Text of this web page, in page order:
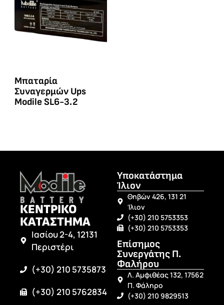
Μπαταρία
Συναγερμών Ups
Modile SL6-3.2
ΚΕΝΤΡΙΚΟ
ΚΑΤΑΣΤΗΜΑ
Ιασίου 2-4, 12131
Περιστέρι
(+30) 210 5735873
(+30) 210 5762834
Υποκατάστημα
Ίλιον
Θηβών 426, 131 21
Ίλιον
(+30) 210 5753353
(+30) 210 5753353
Επίσημος
Συνεργάτης Π.
Φαλήρου
Λ. Αμφιθέας 132, 17562
Π. Φάληρο
(+30) 210 9829513